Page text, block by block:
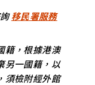
移民署服務
籍，根據港澳
另一國籍，以
須檢附經外館